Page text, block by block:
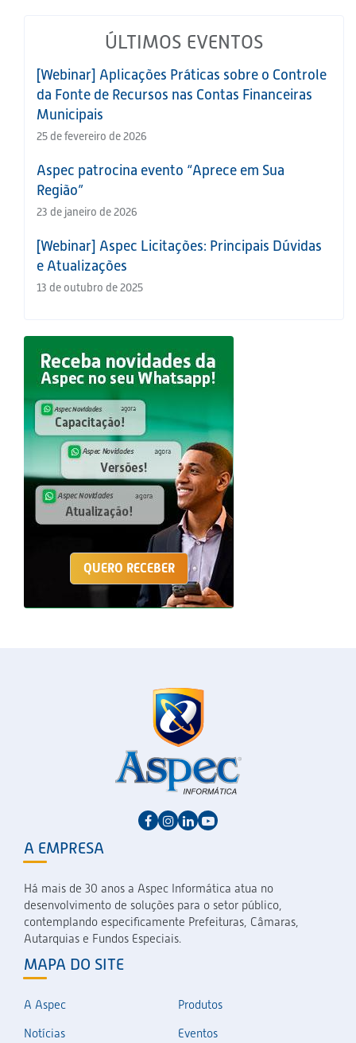
ÚLTIMOS EVENTOS
[Webinar] Aplicações Práticas sobre o Controle
da Fonte de Recursos nas Contas Financeiras
Municipais
25 de fevereiro de 2026
Aspec patrocina evento “Aprece em Sua
Região”
23 de janeiro de 2026
[Webinar] Aspec Licitações: Principais Dúvidas
e Atualizações
13 de outubro de 2025
QUERO RECEBER
A EMPRESA
Há mais de 30 anos a Aspec Informática atua no
desenvolvimento de soluções para o setor público,
contemplando especificamente Prefeituras, Câmaras,
Autarquias e Fundos Especiais.
MAPA DO SITE
A Aspec
Produtos
Notícias
Eventos